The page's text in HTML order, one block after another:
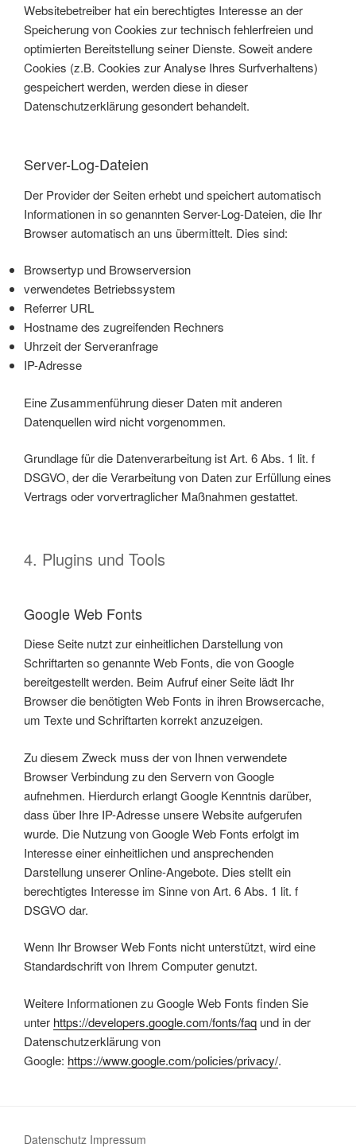
Websitebetreiber hat ein berechtigtes Interesse an der
Speicherung von Cookies zur technisch fehlerfreien und
optimierten Bereitstellung seiner Dienste. Soweit andere
Cookies (z.B. Cookies zur Analyse Ihres Surfverhaltens)
gespeichert werden, werden diese in dieser
Datenschutzerklärung gesondert behandelt.
Server-Log-Dateien
Der Provider der Seiten erhebt und speichert automatisch
Informationen in so genannten Server-Log-Dateien, die Ihr
Browser automatisch an uns übermittelt. Dies sind:
Browsertyp und Browserversion
verwendetes Betriebssystem
Referrer URL
Hostname des zugreifenden Rechners
Uhrzeit der Serveranfrage
IP-Adresse
Eine Zusammenführung dieser Daten mit anderen
Datenquellen wird nicht vorgenommen.
Grundlage für die Datenverarbeitung ist Art. 6 Abs. 1 lit. f
DSGVO, der die Verarbeitung von Daten zur Erfüllung eines
Vertrags oder vorvertraglicher Maßnahmen gestattet.
4. Plugins und Tools
Google Web Fonts
Diese Seite nutzt zur einheitlichen Darstellung von
Schriftarten so genannte Web Fonts, die von Google
bereitgestellt werden. Beim Aufruf einer Seite lädt Ihr
Browser die benötigten Web Fonts in ihren Browsercache,
um Texte und Schriftarten korrekt anzuzeigen.
Zu diesem Zweck muss der von Ihnen verwendete
Browser Verbindung zu den Servern von Google
aufnehmen. Hierdurch erlangt Google Kenntnis darüber,
dass über Ihre IP-Adresse unsere Website aufgerufen
wurde. Die Nutzung von Google Web Fonts erfolgt im
Interesse einer einheitlichen und ansprechenden
Darstellung unserer Online-Angebote. Dies stellt ein
berechtigtes Interesse im Sinne von Art. 6 Abs. 1 lit. f
DSGVO dar.
Wenn Ihr Browser Web Fonts nicht unterstützt, wird eine
Standardschrift von Ihrem Computer genutzt.
Weitere Informationen zu Google Web Fonts finden Sie
unter https://developers.google.com/fonts/faq und in der
Datenschutzerklärung von
Google: https://www.google.com/policies/privacy/.
Datenschutz Impressum